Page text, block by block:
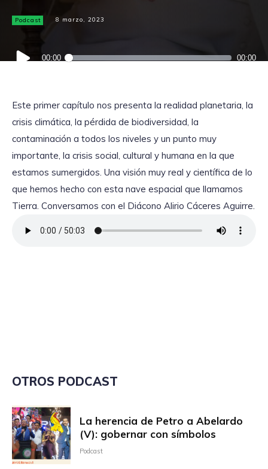
Podcast 8 marzo, 2023
Reproductor
de
00:00 00:00
Este primer capítulo nos presenta la realidad planetaria, la
crisis climática, la pérdida de biodiversidad, la
contaminación a todos los niveles y un punto muy
importante, la crisis social, cultural y humana en la que
estamos sumergidos. Una visión muy real y científica de lo
que hemos hecho con esta nave espacial que llamamos
Tierra. Conversamos con el Diácono Alirio Cáceres Aguirre.
OTROS PODCAST
La herencia de Petro a Abelardo
(V): gobernar con símbolos
Podcast